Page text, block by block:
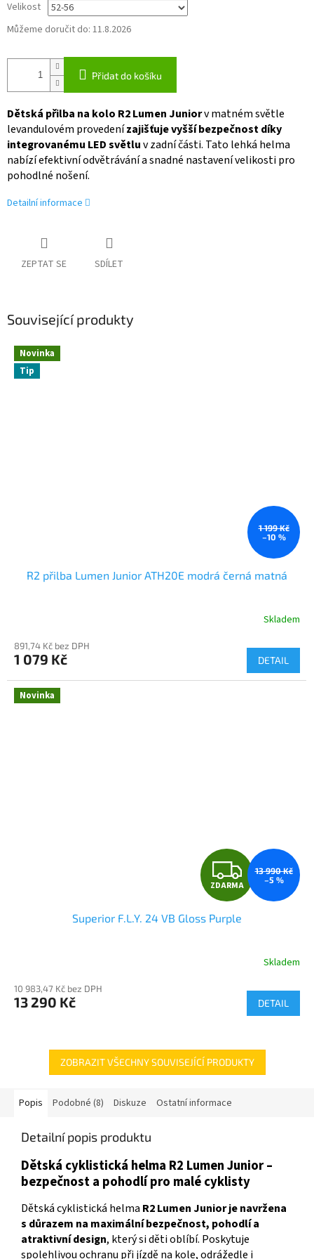
Velikost
Můžeme doručit do: 11.8.2026
Přidat do košíku
Dětská přilba na kolo R2 Lumen Juniorv matném světle
levandulovém provedenízajišťuje vyšší bezpečnost díky
integrovanému LED světluv zadní části. Tato lehká helma
nabízí efektivní odvětrávání a snadné nastavení velikosti pro
pohodlné nošení.
Detailní informace
ZEPTAT SE SDÍLET
Související produkty
Novinka
Tip
1 199 Kč
–10 %
R2 přilba Lumen Junior ATH20E modrá černá matná
Skladem
891,74 Kč bez DPH
1 079 Kč DETAIL
Novinka
Z
D
A
M
A
ZDARMA
13 990 Kč
–5 %
Superior F.L.Y. 24 VB Gloss Purple
Skladem
10 983,47 Kč bez DPH
13 290 Kč DETAIL
ZOBRAZIT VŠECHNY SOUVISEJÍCÍ PRODUKTY
Popis Podobné (8) Diskuze Ostatní informace
Detailní popis produktu
Dětská cyklistická helma R2 Lumen Junior –
bezpečnost a pohodlí pro malé cyklisty
Dětská cyklistická helma R2 Lumen Junior je navržena
s důrazem na maximální bezpečnost, pohodlí a
atraktivní design, který si děti oblíbí. Poskytuje
spolehlivou ochranu při jízdě na kole, odrážedle i